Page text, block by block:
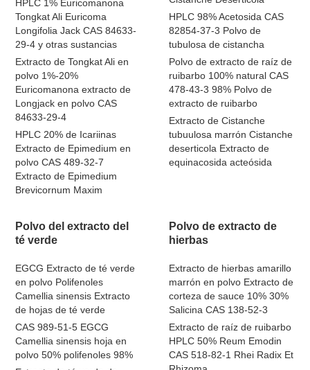
HPLC 1% Euricomanona
Tongkat Ali Euricoma
Longifolia Jack CAS 84633-
29-4 y otras sustancias
Extracto de Tongkat Ali en
polvo 1%-20%
Euricomanona extracto de
Longjack en polvo CAS
84633-29-4
HPLC 20% de Icariinas
Extracto de Epimedium en
polvo CAS 489-32-7
Extracto de Epimedium
Brevicornum Maxim
HPLC 98% Acetosida CAS
82854-37-3 Polvo de
tubulosa de cistancha
Polvo de extracto de raíz de
ruibarbo 100% natural CAS
478-43-3 98% Polvo de
extracto de ruibarbo
Extracto de Cistanche
tubuulosa marrón Cistanche
deserticola Extracto de
equinacosida acteósida
Polvo del extracto del
té verde
EGCG Extracto de té verde
en polvo Polifenoles
Camellia sinensis Extracto
de hojas de té verde
CAS 989-51-5 EGCG
Camellia sinensis hoja en
polvo 50% polifenoles 98%
Polvo de extracto de
hierbas
Extracto de hierbas amarillo
marrón en polvo Extracto de
corteza de sauce 10% 30%
Salicina CAS 138-52-3
Extracto de raíz de ruibarbo
HPLC 50% Reum Emodin
CAS 518-82-1 Rhei Radix Et